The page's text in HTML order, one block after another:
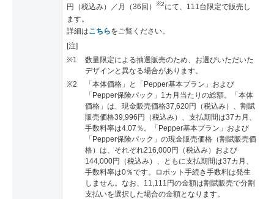
円（税込み）／月（36回）
※2にて、111台限定で販売し
ます。
詳細はこちらをご覧ください。
[注]
※1
数量限定による抽選販売のため、お選びいただいた
デザインと異なる場合があります。
※2
「本体価格」と「Pepper基本プラン」および
「Pepper保険パック」1カ月当たりの総額。「本体
価格」は、現金販売価格37,620円（税込み）、割賦
販売価格39,996円（税込み）、支払期間は37カ月、
手数料率は4.07％。「Pepper基本プラン」および
「Pepper保険パック」の現金販売価格（割賦販売価
格）は、それぞれ216,000円（税込み）および
144,000円（税込み）、ともに支払期間は37カ月、
手数料率は0％です。ロボット手続き手数料は発生
しません。なお、11,111円の金額は割賦販売で分割
支払いを選択した場合の金額となります。